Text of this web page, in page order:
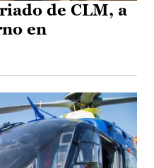
de CLM, a
en